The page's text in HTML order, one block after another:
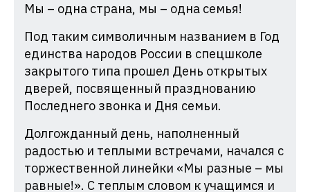
при
Администрации
Краснодарского
края
Мы – одна страна, мы – одна семья!
Под таким символичным названием в Год
единства народов России в спецшколе
закрытого типа прошел День открытых
дверей, посвященный празднованию
Последнего звонка и Дня семьи.
Долгожданный день, наполненный
радостью и теплыми встречами, начался с
торжественной линейки «Мы разные – мы
равные!». С теплым словом к учащимся и